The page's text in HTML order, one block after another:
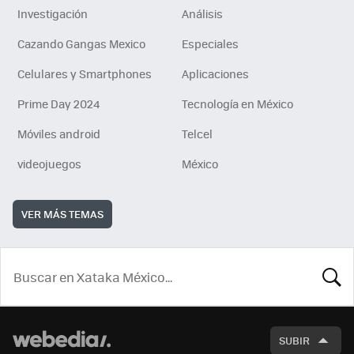
Investigación
Análisis
Cazando Gangas Mexico
Especiales
Celulares y Smartphones
Aplicaciones
Prime Day 2024
Tecnología en México
Móviles android
Telcel
videojuegos
México
VER MÁS TEMAS
SUBIR